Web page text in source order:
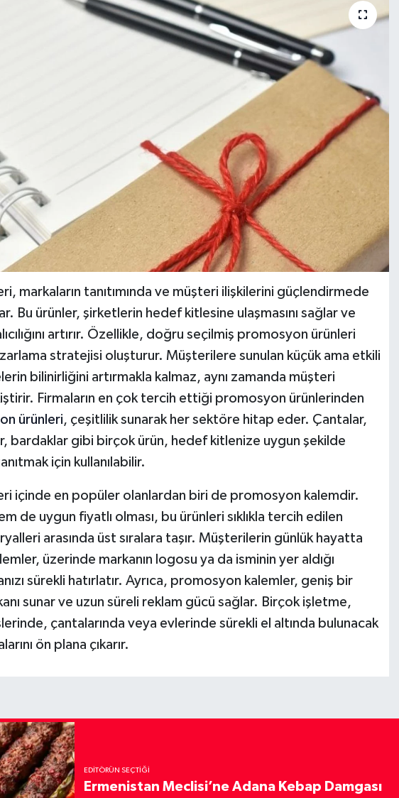
markaların tanıtımında ve müşteri ilişkilerini güçlendirmede
Bu ürünler, şirketlerin hedef kitlesine ulaşmasını sağlar ve
artırır. Özellikle, doğru seçilmiş promosyon ürünleri
stratejisi oluşturur. Müşterilere sunulan küçük ama etkili
bilinirliğini artırmakla kalmaz, aynı zamanda müşteri
Firmaların en çok tercih ettiği promosyon ürünlerinden
ürünleri, çeşitlilik sunarak her sektöre hitap eder. Çantalar,
bardaklar gibi birçok ürün, hedef kitlenize uygun şekilde
için kullanılabilir.
içinde en popüler olanlardan biri de promosyon kalemdir.
de uygun fiyatlı olması, bu ürünleri sıklıkla tercih edilen
arasında üst sıralara taşır. Müşterilerin günlük hayatta
üzerinde markanın logosu ya da isminin yer aldığı
sürekli hatırlatır. Ayrıca, promosyon kalemler, geniş bir
sunar ve uzun süreli reklam gücü sağlar. Birçok işletme,
çantalarında veya evlerinde sürekli el altında bulunacak
ön plana çıkarır.
EDITÖRÜN SEÇTIĞI
Ermenistan Meclisi’ne Adana Kebap Damgası